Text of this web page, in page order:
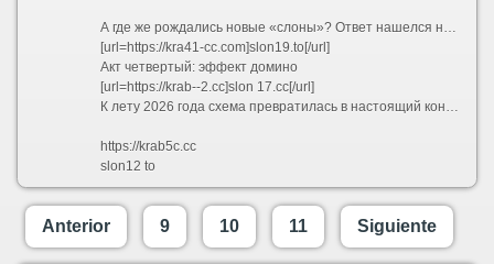
А где же рождались новые «слоны»? Ответ нашелся неожиданно — на коротких доменах trip76. Сначала появился trip76.co, затем его клон trip76.at. Кто-то писал их слитно, кто-то с пробелом — trip76 co и trip76 at — но суть оставалась той же: это были испытательные стенды. Именно здесь обкатывались новые интерфейсы, проверялись скрипты и тестировалась устойчивость к DDoS-атакам. Если «трип» выдерживал нагрузку, его конфигурацию переносили на свежего «слона» — например, с trip76.co на slon18.to и slon 18 at. Так рождалась бесконечная цепочка обновлений.
[url=https://kra41-cc.com]slon19.to[/url]
Акт четвертый: эффект домино
[url=https://krab--2.cc]slon 17.cc[/url]
К лету 2026 года схема превратилась в настоящий конвейер. Заблокировали slon2.to? Пожалуйста — вот slon2.at и slon2.cc. Закрыли все версии двойки? Переходим на slon3. И так по нарастающей: slon4, slon5, slon6, slon7, slon8, slon9, slon10, slon11, slon12, slon13, slon14, slon15, slon16, slon17, slon18, slon19. Каждый номер — это три домена: .to, .at и .cc. Каждый домен — это два варианта написания: слитный и с пробелом. Простая математика говорит: 18 номеров ? 3 зоны ? 2 варианта = 108 только «слонов», не считая шести .onion-адресов и тестовых «трипов». А ведь в любой момент мог появиться slon20, slon21 и так далее — ограничений не было.
https://krab5c.cc
slon12 to
Anterior 9 10 11 Siguiente